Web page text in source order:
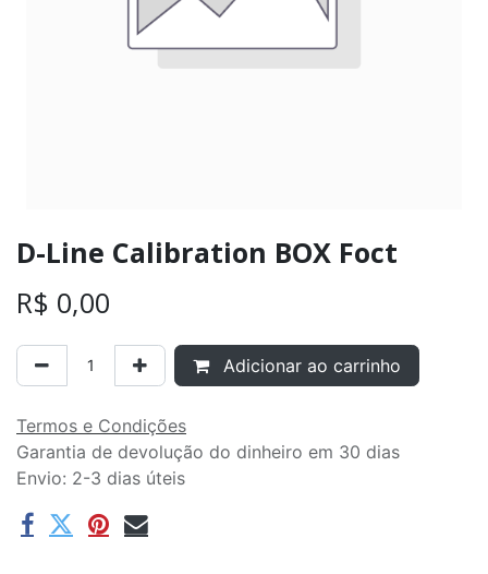
D-Line Calibration BOX Foct
R$ 0,00
Adicionar ao carrinho
Termos e Condições
Garantia de devolução do dinheiro em 30 dias
Envio: 2-3 dias úteis